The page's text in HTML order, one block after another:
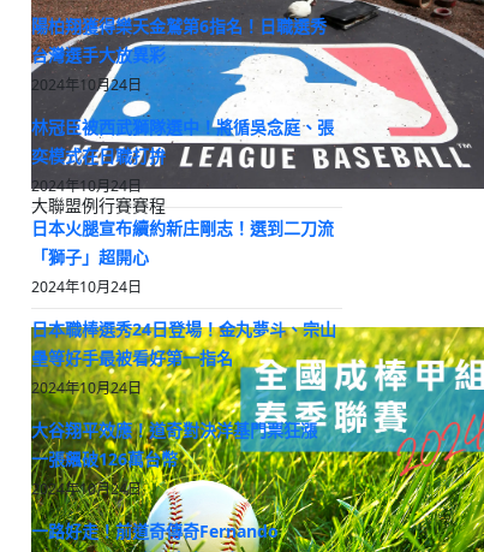
阪神電鐵甲子園車站列車進站音樂將改用愛繆「愛之花」
大聯盟例行賽賽程
陽柏翔獲得樂天金鷲第6指名！日職選秀
台灣選手大放異彩
2024年10月24日
林冠臣被西武獅隊選中！將循吳念庭、張
奕模式在日職打拚
2024年10月24日
日本火腿宣布續約新庄剛志！選到二刀流
「獅子」超開心
2024年10月24日
日本職棒選秀24日登場！金丸夢斗、宗山
壘等好手最被看好第一指名
2024年10月24日
大谷翔平效應！道奇對決洋基門票狂漲
一張飆破126萬台幣
2024年10月24日
一路好走！前道奇傳奇Fernando